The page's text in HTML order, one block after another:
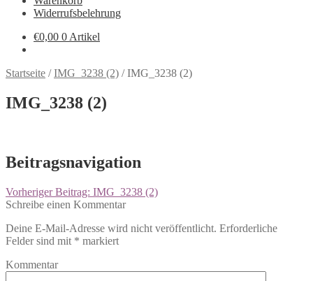
Widerrufsbelehrung
€0,00 0 Artikel
Startseite /IMG_3238 (2) /IMG_3238 (2)
IMG_3238 (2)
Beitragsnavigation
Vorheriger Beitrag: IMG_3238 (2)
Schreibe einen Kommentar
Deine E-Mail-Adresse wird nicht veröffentlicht. Erforderliche
Felder sind mit * markiert
Kommentar